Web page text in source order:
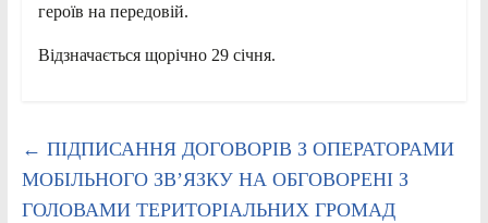
героїв на передовій.
Відзначається щорічно 29 січня.
← ПІДПИСАННЯ ДОГОВОРІВ З ОПЕРАТОРАМИ
МОБІЛЬНОГО ЗВ’ЯЗКУ НА ОБГОВОРЕНІ З
ГОЛОВАМИ ТЕРИТОРІАЛЬНИХ ГРОМАД